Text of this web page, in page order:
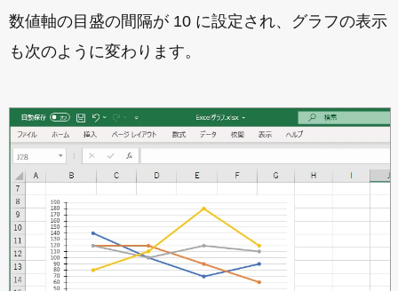
数値軸の目盛の間隔が 10 に設定され、グラフの表示
も次のように変わります。